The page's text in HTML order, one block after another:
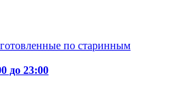
по старинным
до 23:00